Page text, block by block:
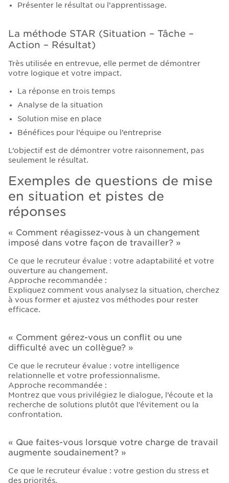
Présenter le résultat ou l’apprentissage.
La méthode STAR (Situation – Tâche –
Action – Résultat)
Très utilisée en entrevue, elle permet de démontrer
votre logique et votre impact.
La réponse en trois temps
Analyse de la situation
Solution mise en place
Bénéfices pour l’équipe ou l’entreprise
L’objectif est de démontrer votre raisonnement, pas
seulement le résultat.
Exemples de questions de mise
en situation et pistes de
réponses
« Comment réagissez-vous à un changement
imposé dans votre façon de travailler? »
Ce que le recruteur évalue : votre adaptabilité et votre
ouverture au changement.
Approche recommandée :
Expliquez comment vous analysez la situation, cherchez
à vous former et ajustez vos méthodes pour rester
efficace.
« Comment gérez-vous un conflit ou une
difficulté avec un collègue? »
Ce que le recruteur évalue : votre intelligence
relationnelle et votre professionnalisme.
Approche recommandée :
Montrez que vous privilégiez le dialogue, l’écoute et la
recherche de solutions plutôt que l’évitement ou la
confrontation.
« Que faites-vous lorsque votre charge de travail
augmente soudainement? »
Ce que le recruteur évalue : votre gestion du stress et
des priorités.